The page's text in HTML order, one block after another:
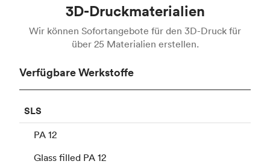
3D-Druckmaterialien
Wir können Sofortangebote für den 3D-Druck für
über 25 Materialien erstellen.
Verfügbare Werkstoffe
SLS
PA 12
Glass filled PA 12